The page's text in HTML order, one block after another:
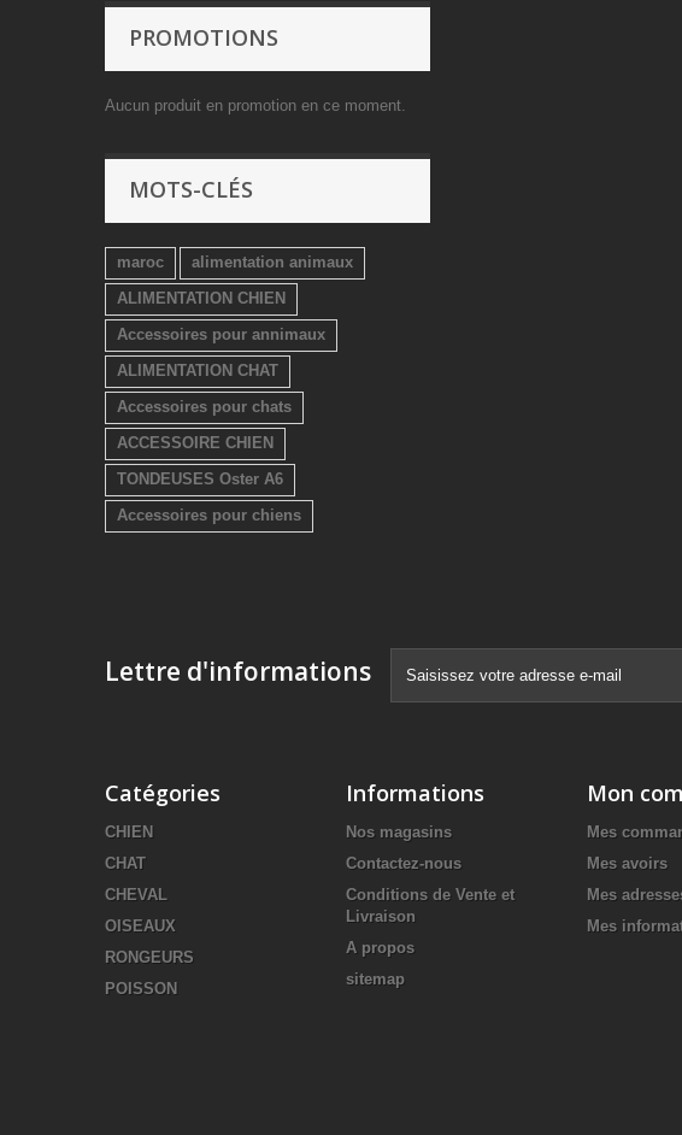
PROMOTIONS
Aucun produit en promotion en ce moment.
MOTS-CLÉS
maroc
alimentation animaux
ALIMENTATION CHIEN
Accessoires pour annimaux
ALIMENTATION CHAT
Accessoires pour chats
ACCESSOIRE CHIEN
TONDEUSES Oster A6
Accessoires pour chiens
Lettre d'informations
Catégories
CHIEN
CHAT
CHEVAL
OISEAUX
RONGEURS
POISSON
Informations
Nos magasins
Contactez-nous
Conditions de Vente et
Livraison
A propos
sitemap
Mon
Mes
Mes avoirs
Mes
Mes